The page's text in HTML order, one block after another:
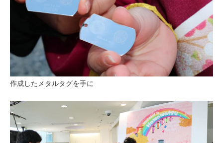
作成したメタルタグを手に